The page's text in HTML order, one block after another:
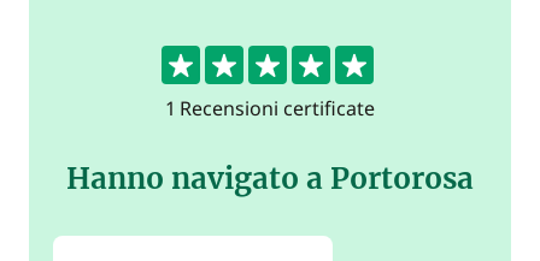
5
1 Recensioni certificate
Hanno navigato a Portorosa